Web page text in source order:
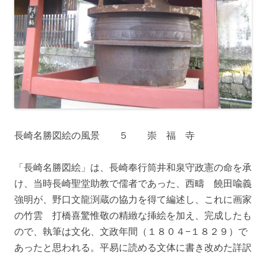
長崎名勝図絵の風景 ５ 崇 福 寺
「長崎名勝図絵」は、長崎奉行筒井和泉守政憲の命を承
け、当時長崎聖堂助教で儒者であった、西疇 饒田喩義
強明が、野口文龍渕蔵の協力を得て編述し、これに画家
の竹雲 打橋喜驚惟敬の精緻な挿絵を加え、完成したも
ので、執筆は文化、文政年間（１８０４−１８２９）で
あったと思われる。平易に読める文体に書き改めた詳訳